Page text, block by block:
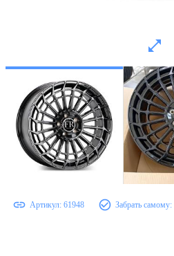
Артикул: 61948 Забрать самому: